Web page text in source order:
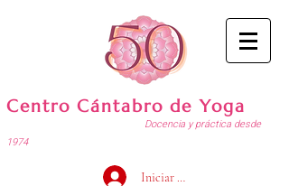
Centro Cántabro de Yoga
Docencia y práctica desde
1974
Iniciar sesión